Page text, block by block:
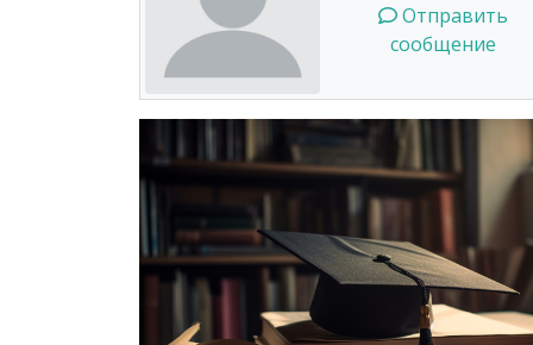
Отправить
сообщение